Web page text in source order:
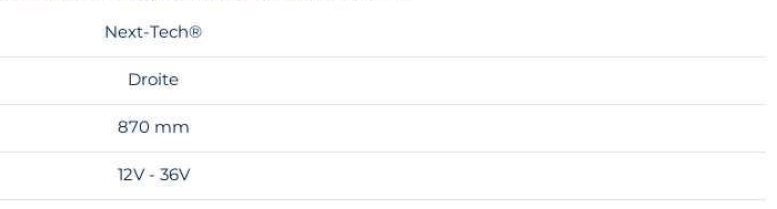
Next-Tech®
Droite
870 mm
12V - 36V